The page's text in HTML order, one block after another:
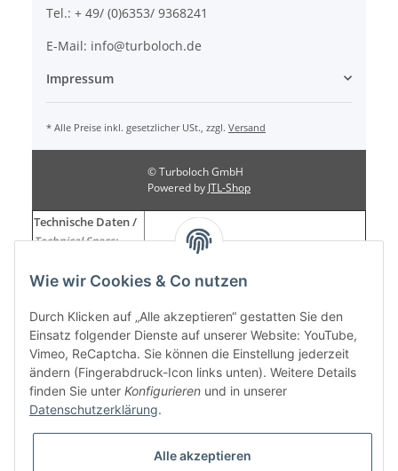
Tel.: + 49/ (0)6353/ 9368241
E-Mail: info@turboloch.de
Impressum
* Alle Preise inkl. gesetzlicher USt., zzgl. Versand
© Turboloch GmbH
Powered by JTL-Shop
Wie wir Cookies & Co nutzen
Durch Klicken auf „Alle akzeptieren“ gestatten Sie den
Einsatz folgender Dienste auf unserer Website: YouTube,
Vimeo, ReCaptcha. Sie können die Einstellung jederzeit
ändern (Fingerabdruck-Icon links unten). Weitere Details
finden Sie unter Konfigurieren und in unserer
Datenschutzerklärung.
Alle akzeptieren
Technische Daten /
Technical Specs:
clamping diameter:
Werkstoff /Material:
Edelstahl V2A (1.4301) /stainless steel V2A
(1.4301)
Schlüsselweite /
wrench size:
10mm
Weitere
Mit austauschbarer M6 Edelstahlschraube /
with replaceable M6 stainless steel screw